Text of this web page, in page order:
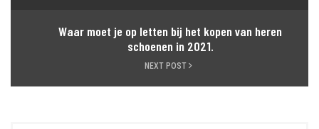
Waar moet je op letten bij het kopen van heren
schoenen in 2021.
NEXT POST